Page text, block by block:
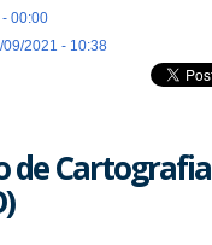
00:00
2021 - 10:38
de Cartografia